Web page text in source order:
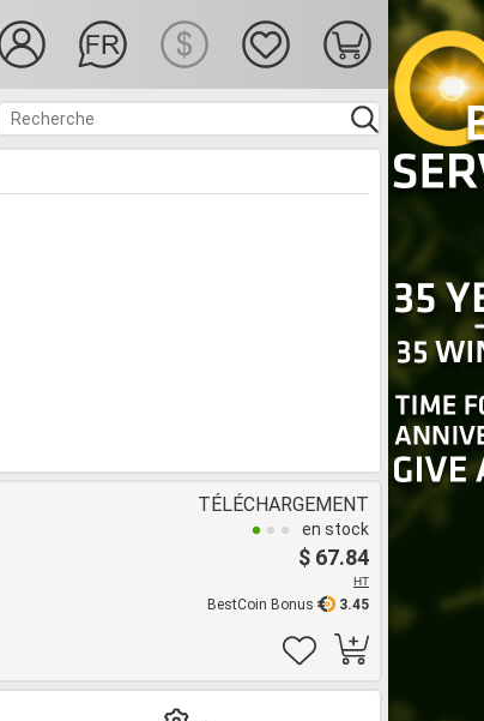
TÉLÉCHARGEMENT
en stock
$ 67.84
HT
3.45
BestCoin Bonus